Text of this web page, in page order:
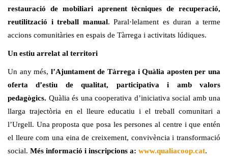
restauració de mobiliari aprenent tècniques de recuperació,
reutilització i treball manual. Paral·lelament es duran a terme
accions comunitàries en espais de Tàrrega i activitats lúdiques.
Un estiu arrelat al territori
Un any més, l’Ajuntament de Tàrrega i Quàlia aposten per una
oferta d’estiu de qualitat, participativa i amb valors
pedagògics. Quàlia és una cooperativa d’iniciativa social amb una
llarga trajectòria en el lleure educatiu i el treball comunitari a
l’Urgell. Una proposta que posa les persones al centre i que entén
el lleure com una eina de creixement, convivència i transformació
social. Més informació i inscripcions a: www.qualiacoop.cat.